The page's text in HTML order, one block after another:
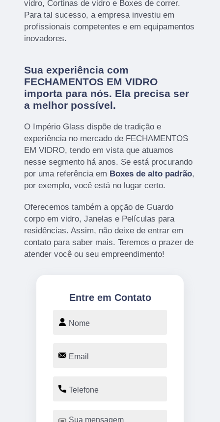
vidro, Cortinas de vidro e Boxes de correr.
Para tal sucesso, a empresa investiu em
profissionais competentes e em equipamentos
inovadores.
Sua experiência com
FECHAMENTOS EM VIDRO
importa para nós. Ela precisa ser
a melhor possível.
O Império Glass dispõe de tradição e
experiência no mercado de FECHAMENTOS
EM VIDRO, tendo em vista que atuamos
nesse segmento há anos. Se está procurando
por uma referência em Boxes de alto padrão,
por exemplo, você está no lugar certo.
Oferecemos também a opção de Guardo
corpo em vidro, Janelas e Películas para
residências. Assim, não deixe de entrar em
contato para saber mais. Teremos o prazer de
atender você ou seu empreendimento!
Entre em Contato